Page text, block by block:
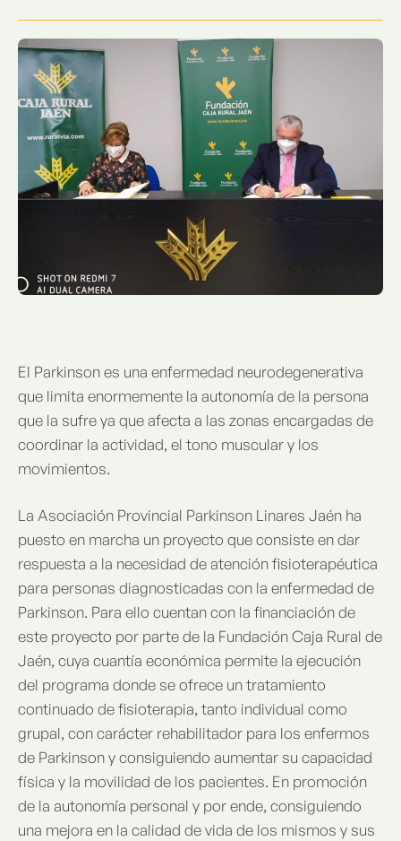
El Parkinson es una enfermedad neurodegenerativa
que limita enormemente la autonomía de la persona
que la sufre ya que afecta a las zonas encargadas de
coordinar la actividad, el tono muscular y los
movimientos.
La Asociación Provincial Parkinson Linares Jaén ha
puesto en marcha un proyecto que consiste en dar
respuesta a la necesidad de atención fisioterapéutica
para personas diagnosticadas con la enfermedad de
Parkinson. Para ello cuentan con la financiación de
este proyecto por parte de la Fundación Caja Rural de
Jaén, cuya cuantía económica permite la ejecución
del programa donde se ofrece un tratamiento
continuado de fisioterapia, tanto individual como
grupal, con carácter rehabilitador para los enfermos
de Parkinson y consiguiendo aumentar su capacidad
física y la movilidad de los pacientes. En promoción
de la autonomía personal y por ende, consiguiendo
una mejora en la calidad de vida de los mismos y sus